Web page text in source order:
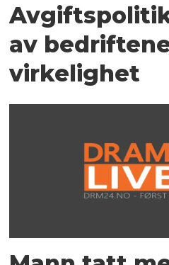
av
virkelighet